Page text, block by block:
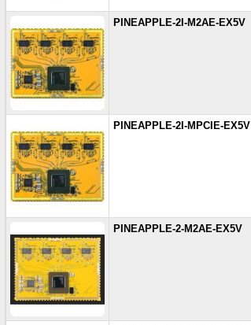
PINEAPPLE-2I-M2AE-EX5V
PINEAPPLE-2I-MPCIE-EX5V
PINEAPPLE-2-M2AE-EX5V